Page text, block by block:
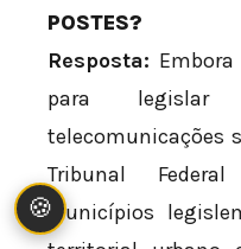
POSTES?
Resposta:
para
telecomunicações
Tribunal
Municípios
🍪